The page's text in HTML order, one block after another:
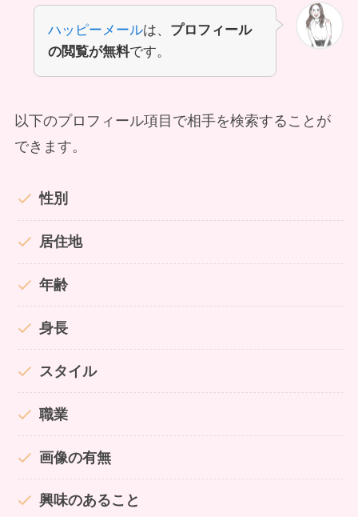
ハッピーメールは、 プロフィール
の閲覧が無料です。
以下のプロフィール項目で相手を検索することが
できます。
性別
居住地
年齢
身長
スタイル
職業
画像の有無
興味のあること